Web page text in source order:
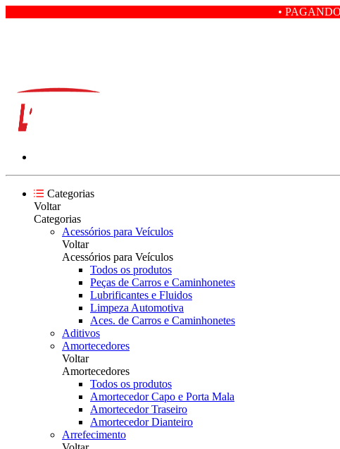
• PAGANDO COM PIX
Categorias
Voltar
Categorias
Acessórios para Veículos
Voltar
Acessórios para Veículos
Todos os produtos
Peças de Carros e Caminhonetes
Lubrificantes e Fluidos
Limpeza Automotiva
Aces. de Carros e Caminhonetes
Aditivos
Amortecedores
Voltar
Amortecedores
Todos os produtos
Amortecedor Capo e Porta Mala
Amortecedor Traseiro
Amortecedor Dianteiro
Arrefecimento